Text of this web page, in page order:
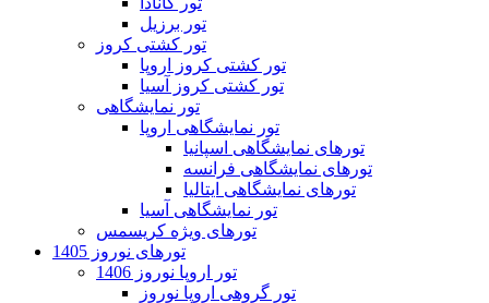
تور برزیل
تور کشتی کروز
تور کشتی کروز اروپا
تور کشتی کروز آسیا
تور نمایشگاهی
تور نمایشگاهی اروپا
تورهای نمایشگاهی اسپانیا
تورهای نمایشگاهی فرانسه
تورهای نمایشگاهی ایتالیا
تور نمایشگاهی آسیا
تورهای ویژه کریسمس
تورهای نوروز 1405
تور اروپا نوروز 1406
تور گروهی اروپا نوروز